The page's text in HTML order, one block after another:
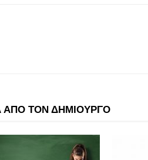
ΑΠΟ ΤΟΝ ΔΗΜΙΟΥΡΓΟ